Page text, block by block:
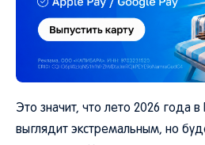
Это значит, что лето 2026 года
выглядит экстремальным, но